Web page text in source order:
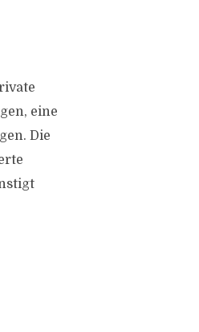
eine
Die